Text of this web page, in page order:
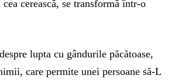
cea cerească, se transformă într-o
lupta cu gândurile păcătoase,
care permite unei persoane să-L